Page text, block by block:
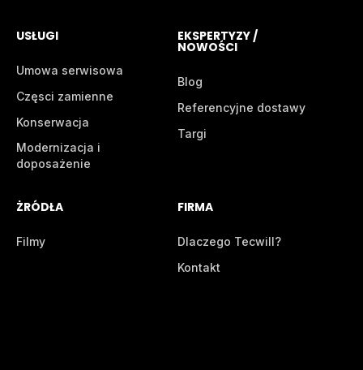
USŁUGI
Umowa serwisowa
Częsci zamienne
Konserwacja
Modernizacja i
doposażenie
EKSPERTYZY /
NOWOŚCI
Blog
Referencyjne dostawy
Targi
ŻRÓDŁA
Filmy
FIRMA
Dlaczego Tecwill?
Kontakt